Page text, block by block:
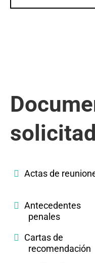
Actas de
Antecedentes
penales
Cartas de
recomendación